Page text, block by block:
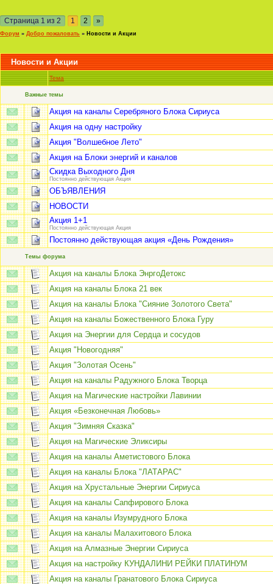
Страница 1 из 2 1 2 »
Форум » Добро пожаловать » Новости и Акции
Новости и Акции
Тема
Важные темы
Акция на каналы Серебряного Блока Сириуса
Акция на одну настройку
Акция "Волшебное Лето"
Акция на Блоки энергий и каналов
Скидка Выходного Дня
Постоянно действующая Акция
ОБЪЯВЛЕНИЯ
НОВОСТИ
Акция 1+1
Постоянно действующая Акция
Постоянно действующая акция «День Рождения»
Темы форума
Акция на каналы Блока ЭнргоДетокс
Акция на каналы Блока 21 век
Акция на каналы Блока "Сияние Золотого Света"
Акция на каналы Божественного Блока Гуру
Акция на Энергии для Сердца и сосудов
Акция "Новогодняя"
Акция "Золотая Осень"
Акция на каналы Радужного Блока Творца
Акция на Магические настройки Лавинии
Акция «Безконечная Любовь»
Акция "Зимняя Сказка"
Акция на Магические Эликсиры
Акция на каналы Аметистового Блока
Акция на каналы Блока "ЛАТАРАС"
Акция на Хрустальные Энергии Сириуса
Акция на каналы Сапфирового Блока
Акция на каналы Изумрудного Блока
Акция на каналы Малахитового Блока
Акция на Алмазные Энергии Сириуса
Акция на настройку КУНДАЛИНИ РЕЙКИ ПЛАТИНУМ
Акция на каналы Гранатового Блока Сириуса